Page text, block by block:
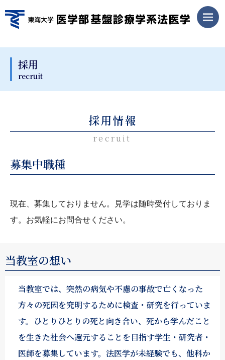
採用
recruit
採用情報
recruit
募集中職種
現在、募集しておりません。見学は随時受付しておりま
す。お気軽にお問合せください。
当教室の想い
当教室では、突然の病気や不慮の事故で亡くなった
方々の死因を究明するために検査・研究を行っていま
す。ひとりひとりの死と向き合い、死から学んだこと
を生きた社会へ還元することを目指す学生・研究者・
医師を募集しています。法医学が未経験でも、他科か